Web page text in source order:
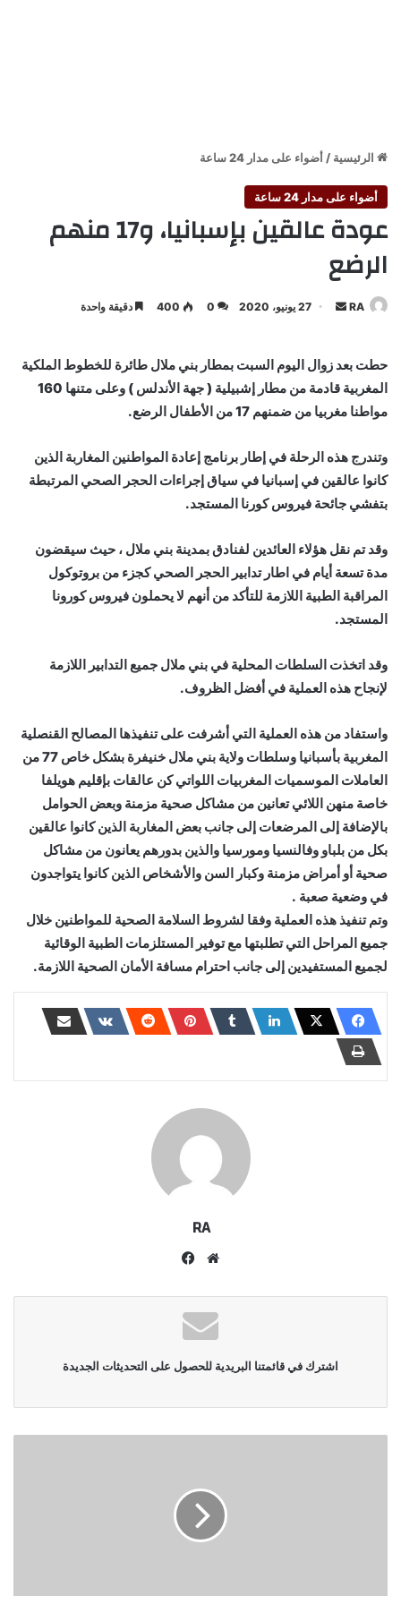
الرئيسية / أضواء على مدار 24 ساعة
أضواء على مدار 24 ساعة
عودة عالقين بإسبانيا، و17 منهم
الرضع
RA
أرسل 27 يونيو، 2020 0
400 دقيقة واحدة
حطت بعد زوال اليوم السبت بمطار بني ملال طائرة للخطوط الملكية
المغربية قادمة من مطار إشبيلية ( جهة الأندلس ) وعلى متنها 160
مواطنا مغربيا من ضمنهم 17 من الأطفال الرضع.
وتندرج هذه الرحلة في إطار برنامج إعادة المواطنين المغاربة الذين
كانوا عالقين في إسبانيا في سياق إجراءات الحجر الصحي المرتبطة
بتفشي جائحة فيروس كورنا المستجد.
وقد تم نقل هؤلاء العائدين لفنادق بمدينة بني ملال ، حيث سيقضون
مدة تسعة أيام في اطار تدابير الحجر الصحي كجزء من بروتوكول
المراقبة الطبية اللازمة للتأكد من أنهم لا يحملون فيروس كورونا
المستجد.
وقد اتخذت السلطات المحلية في بني ملال جميع التدابير اللازمة
لإنجاح هذه العملية في أفضل الظروف.
واستفاد من هذه العملية التي أشرفت على تنفيذها المصالح القنصلية
المغربية بأسبانيا وسلطات ولاية بني ملال خنيفرة بشكل خاص 77 من
العاملات الموسميات المغربيات اللواتي كن عالقات بإقليم هويلفا
خاصة منهن اللائي تعانين من مشاكل صحية مزمنة وبعض الحوامل
بالإضافة إلى المرضعات إلى جانب بعض المغاربة الذين كانوا عالقين
بكل من بلباو وفالنسيا ومورسيا والذين بدورهم يعانون من مشاكل
صحية أو أمراض مزمنة وكبار السن والأشخاص الذين كانوا يتواجدون
في وضعية صعبة .
وتم تنفيذ هذه العملية وفقا لشروط السلامة الصحية للمواطنين خلال
جميع المراحل التي تطلبتها مع توفير المستلزمات الطبية الوقائية
لجميع المستفيدين إلى جانب احترام مسافة الأمان الصحية اللازمة.
RA
موقع
اشترك في قائمتنا البريدية للحصول على التحديثات الجديدة